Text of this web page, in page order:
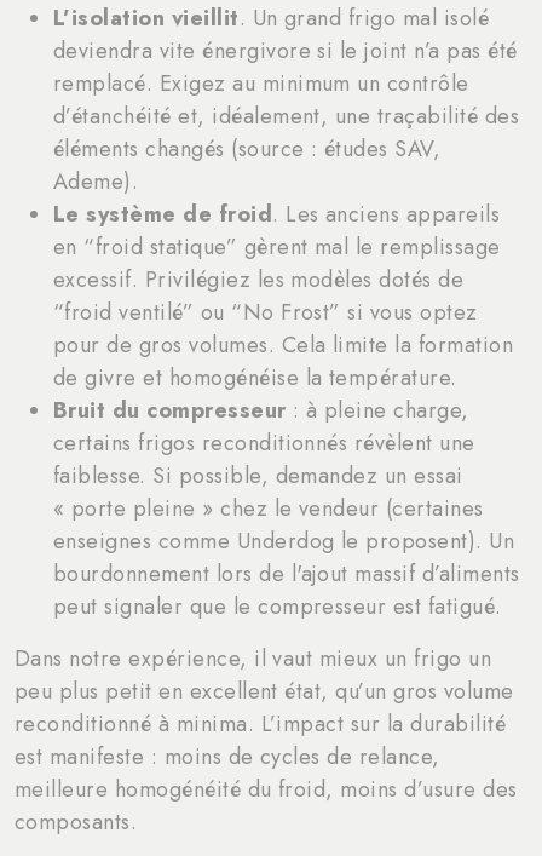
L’isolation vieillit. Un grand frigo mal isolé
deviendra vite énergivore si le joint n’a pas été
remplacé. Exigez au minimum un contrôle
d’étanchéité et, idéalement, une traçabilité des
éléments changés (source : études SAV,
Ademe).
Le système de froid. Les anciens appareils
en “froid statique” gèrent mal le remplissage
excessif. Privilégiez les modèles dotés de
“froid ventilé” ou “No Frost” si vous optez
pour de gros volumes. Cela limite la formation
de givre et homogénéise la température.
Bruit du compresseur : à pleine charge,
certains frigos reconditionnés révèlent une
faiblesse. Si possible, demandez un essai
« porte pleine » chez le vendeur (certaines
enseignes comme Underdog le proposent). Un
bourdonnement lors de l'ajout massif d’aliments
peut signaler que le compresseur est fatigué.
Dans notre expérience, il vaut mieux un frigo un
peu plus petit en excellent état, qu’un gros volume
reconditionné à minima. L’impact sur la durabilité
est manifeste : moins de cycles de relance,
meilleure homogénéité du froid, moins d’usure des
composants.